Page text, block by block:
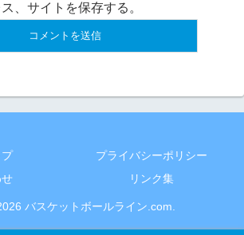
、サイトを保存する。
プライバシーポリシー
リンク集
バスケットボールライン.com.